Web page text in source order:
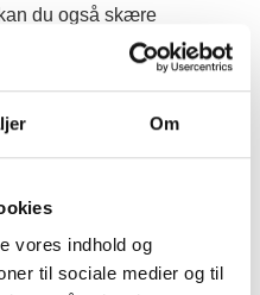
Om
vores indhold og
til sociale medier og til
du også skære
de kun have 20-25 min. i